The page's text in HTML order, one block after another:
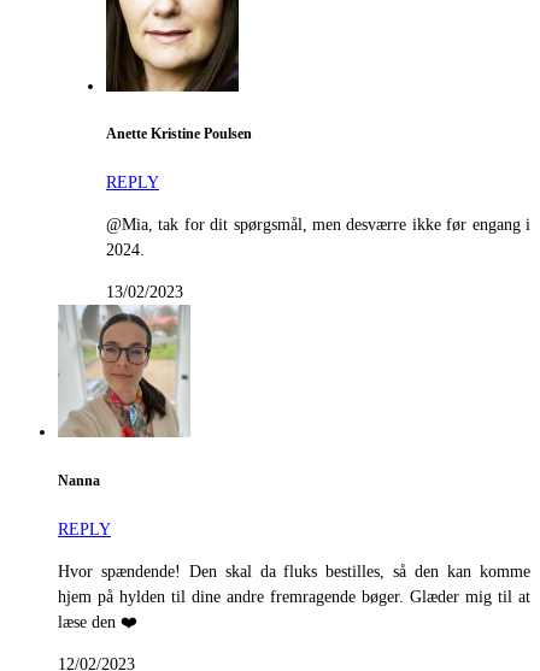
Anette Kristine Poulsen
REPLY
@Mia, tak for dit spørgsmål, men desværre ikke før engang i
2024.
13/02/2023
Nanna
REPLY
Hvor spændende! Den skal da fluks bestilles, så den kan komme
hjem på hylden til dine andre fremragende bøger. Glæder mig til at
læse den ❤️
12/02/2023